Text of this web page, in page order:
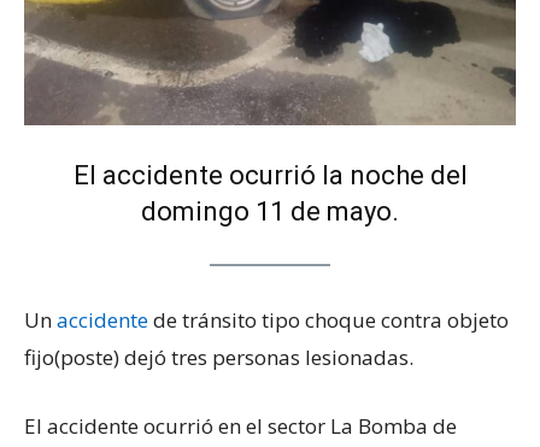
El accidente ocurrió la noche del
domingo 11 de mayo.
Unaccidentede tránsito tipo choque contra objeto
fijo(poste) dejó tres personas lesionadas.
El accidente ocurrió en el sector La Bomba de